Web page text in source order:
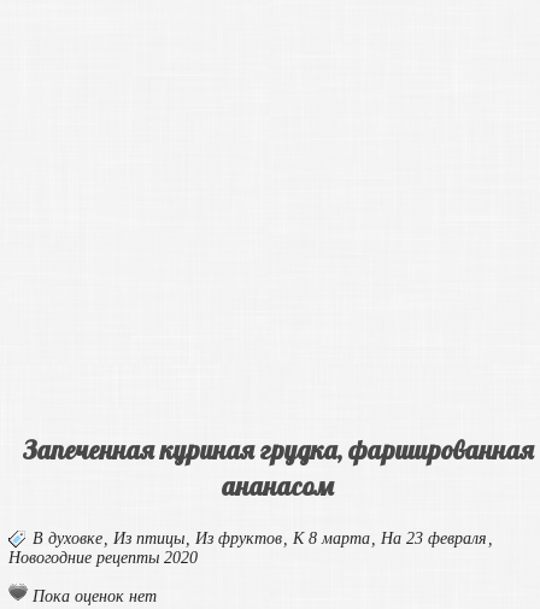
Запеченная куриная грудка, фаршированная
ананасом
В духовке, Из птицы, Из фруктов, К 8 марта, На 23 февраля ,
Новогодние рецепты 2020
Пока оценок нет